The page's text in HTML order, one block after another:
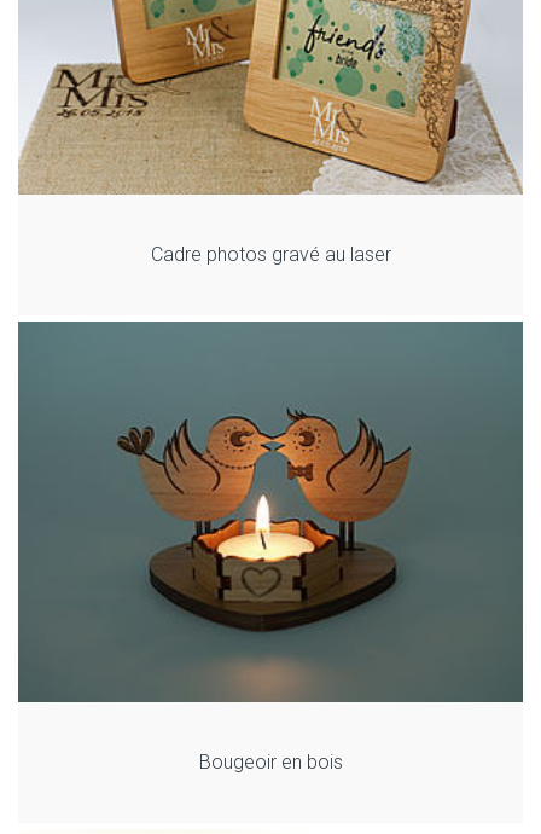
Cadre photos gravé au laser
Bougeoir en bois